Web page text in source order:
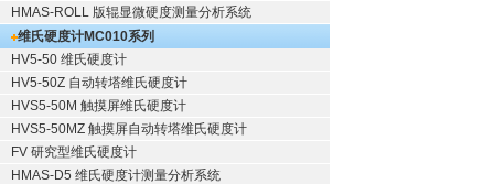
HMAS-ROLL 版辊显微硬度测量分析系统
维氏硬度计MC010系列
HV5-50 维氏硬度计
HV5-50Z 自动转塔维氏硬度计
HVS5-50M 触摸屏维氏硬度计
HVS5-50MZ 触摸屏自动转塔维氏硬度计
FV 研究型维氏硬度计
HMAS-D5 维氏硬度计测量分析系统